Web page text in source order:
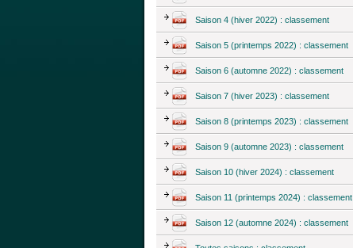
Saison 4 (hiver 2022) : classement
Saison 5 (printemps 2022) : classement
Saison 6 (automne 2022) : classement
Saison 7 (hiver 2023) : classement
Saison 8 (printemps 2023) : classement
Saison 9 (automne 2023) : classement
Saison 10 (hiver 2024) : classement
Saison 11 (printemps 2024) : classement
Saison 12 (automne 2024) : classement